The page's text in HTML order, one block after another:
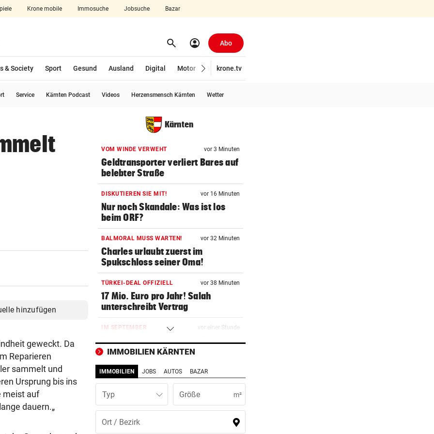
Krone mobile Immosuche Jobsuche Bazar
aufklappen search Suchen
account_circle Abo
& Society Sport Gesund Ausland Digital Motor Wirtschaft
krone.tv
Service Kärnten Podcast Videos Herzensmensch Kärnten Wetter
hinzufügen
geweckt. Da
Reparieren
sammelt und
Ursprung bis ins
meist auf
dauern.„
Kärnten
VOM WINDE VERWEHT vor 3 Minuten
Geldtransporter verliert Bares auf
belebter Straße
DISKUTIEREN SIE MIT! vor 16 Minuten
Nur noch Skandale: Was ist los
beim ORF?
BALMORAL MUSS WARTEN! vor 32 Minuten
Charles urlaubt zuerst im
Spukschloss seiner Oma!
TÜRKEI-DEAL OFFIZIELL vor 38 Minuten
17 Mio. Euro pro Jahr! Salah
unterschreibt Vertrag
IM SEPTEMBER vor einer Stunde
Das Agentenabenteuer „The
Train“ kommt ins Kino
REKORDSOMMER IN Ö vor einer Stunde
Trotz Hitze gibt’s Lebkuchen ++
Hütten ohne Wasser
vor einer Stunde
IMMOBILIEN KÄRNTEN
IMMOBILIEN JOBS AUTOS BAZAR
Typ m²